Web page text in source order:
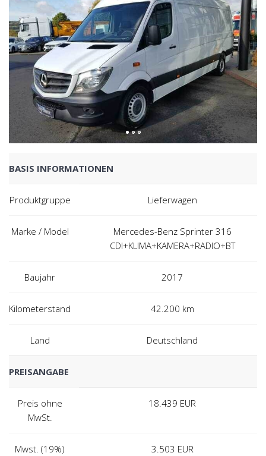
BASIS INFORMATIONEN
Produktgruppe Lieferwagen
Marke / Model
Mercedes-Benz Sprinter 316
CDI+KLIMA+KAMERA+RADIO+BT
Baujahr 2017
Kilometerstand 42.200 km
Land Deutschland
PREISANGABE
Preis ohne
MwSt.
18.439 EUR
Mwst. (19%) 3.503 EUR